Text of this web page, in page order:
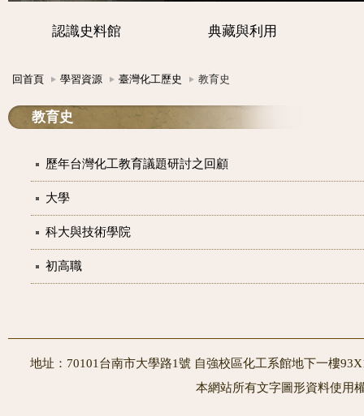
認識史料館 典藏與利用
回首頁 學習資源 臺灣化工歷史 教育史
教育史
歷年台灣化工教育議題研討之回顧
大學
科大與技術學院
初高職
地址：70101台南市大學路1號 自強校區化工系館地下一樓
本網站所有文字圖形資料使用